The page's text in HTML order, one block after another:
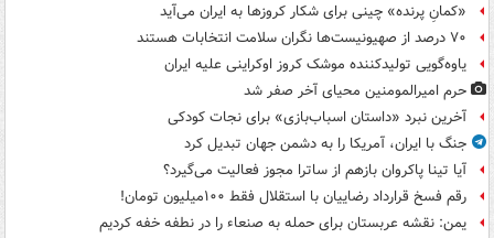
«کمانِ پرنده» چینی برای شکار کروزها به ایران می‌آید
۷۰ درصد از صهیونیست‌ها نگران سلامت انتخابات هستند
یاوه‌گویی تولیدکننده موشک کروز اوکراینی علیه ایران
حرم امیرالمومنین محیای آخر صفر شد
آخرین نبرد «داستان اسباب‌بازی» برای نجات کودکی
جنگ با ایران، آمریکا را به دشمن جهان تبدیل کرد
آیا تینا پاکروان بازهم از ساترا مجوز فعالیت می‌گیرد؟
رقم فسخ قرارداد رضاییان با استقلال فقط ۱۰۰میلیون تومان!
یمن: نقشه عربستان برای حمله به صنعاء را در نطفه خفه کردیم